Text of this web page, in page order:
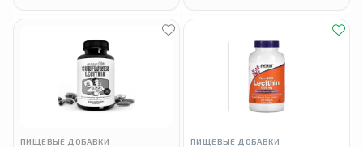
ПИЩЕВЫЕ ДОБАВКИ ПИЩЕВЫЕ ДОБАВКИ